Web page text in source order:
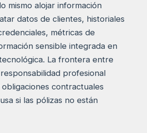
mismo alojar información
datos de clientes, historiales
métricas de
sensible integrada en
La frontera entre
profesional
contractuales
si las pólizas no están